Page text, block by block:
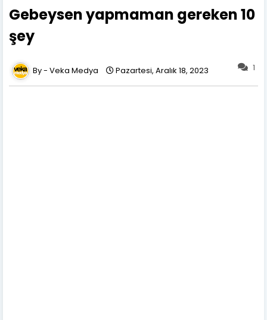
Gebeysen yapmaman gereken 10
şey
1
Veka Medya Pazartesi, Aralık 18, 2023